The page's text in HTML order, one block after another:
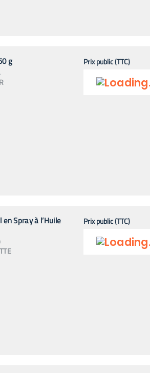
g Prix public (TTC)
Spray à l’Huile Prix public (TTC)